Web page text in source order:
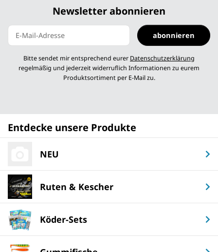
Newsletter abonnieren
abonnieren
Bitte sendet mir entsprechend eurer Datenschutzerklärung
regelmäßig und jederzeit widerruflich Informationen zu eurem
Produktsortiment per E-Mail zu.
Entdecke unsere Produkte
NEU
Ruten & Kescher
Köder-Sets